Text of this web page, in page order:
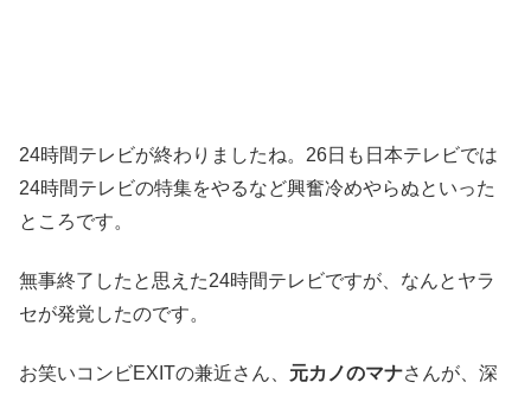
24時間テレビが終わりましたね。26日も日本テレビでは
24時間テレビの特集をやるなど興奮冷めやらぬといった
ところです。
無事終了したと思えた24時間テレビですが、なんとヤラ
セが発覚したのです。
お笑いコンビEXITの兼近さん、 元カノのマナさんが、深